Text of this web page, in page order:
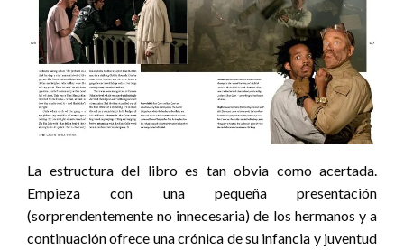
La estructura del libro es tan obvia como acertada.
Empieza con una pequeña presentación
(sorprendentemente no innecesaria) de los hermanos y a
continuación ofrece una crónica de su infancia y juventud